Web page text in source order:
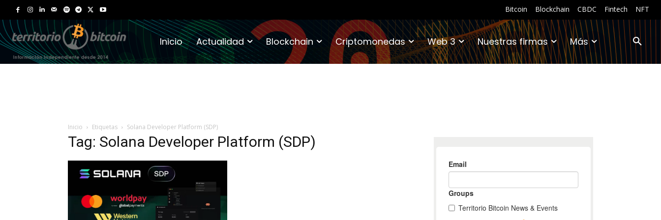
Bitcoin Blockchain CBDC Fintech NFT
Inicio Actualidad Blockchain Criptomonedas Web 3 Nuestras firmas Más
Inicio Etiquetas Solana Developer Platform (SDP)
Tag: Solana Developer Platform (SDP)